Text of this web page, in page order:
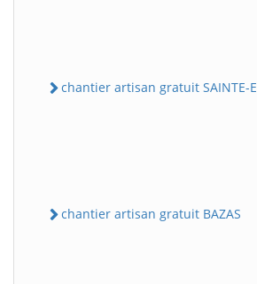
chantier artisan gratuit SAINTE-
chantier artisan gratuit BAZAS